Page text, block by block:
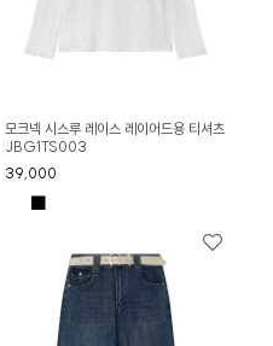
모크넥 시스루 레이스 레이어드용 티셔츠
JBG1TS003
39,000
■